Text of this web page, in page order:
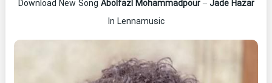
Download New Song Abolfazl Mohammadpour– Jade Hazar
In Lennamusic